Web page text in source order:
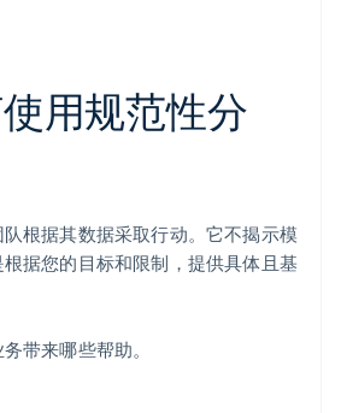
用规范性分
根据其数据采取行动。它不揭示模
据您的目标和限制，提供具体且基
带来哪些帮助。